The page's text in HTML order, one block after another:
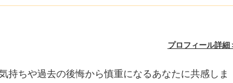
プロフィール詳細
ちや過去の後悔から慎重になるあなたに共感しま